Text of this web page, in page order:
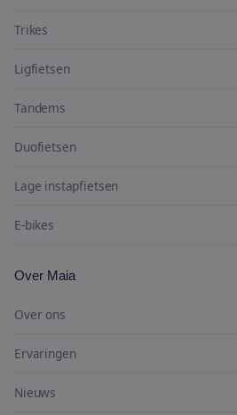
Trikes
Ligfietsen
Tandems
Duofietsen
Lage instapfietsen
E-bikes
Over Maia
Over ons
Ervaringen
Nieuws